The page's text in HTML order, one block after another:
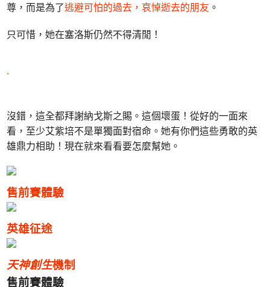
尊，而是為了逃避可怕的過去，哀悼逝去的朋友 。
只可惜，她在塞洛斯仍然不得清閒！
.
沒錯，這全都拜謝納戈斯之賜。這個壞蛋！從好的一面來
看，至少艾紫培不是單獨面對宿命。她有你們這些勇敢的英
雄鼎力相助！現在就來看看要怎麼幫她。
售前賽體驗
英雄征途
天神創生機制
售前賽體驗